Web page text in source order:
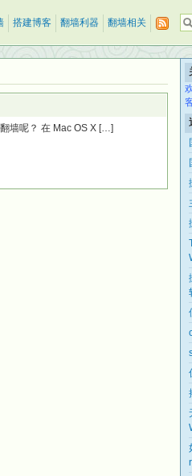
搭建博客 翻墙利器 翻墙相关
墙呢？ 在 Mac OS X […]